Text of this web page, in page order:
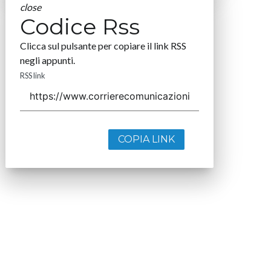
close
Codice Rss
Clicca sul pulsante per copiare il link RSS
negli appunti.
RSS link
COPIA LINK